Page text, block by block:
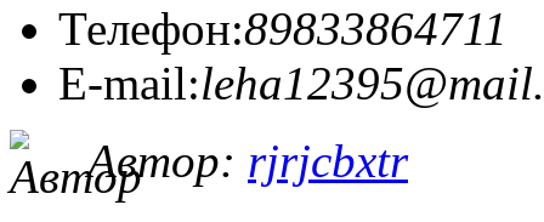
Телефон:89833864711
E-mail:
Автор: rjrjcbxtr